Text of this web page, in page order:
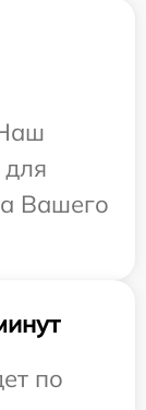
Вашего
по